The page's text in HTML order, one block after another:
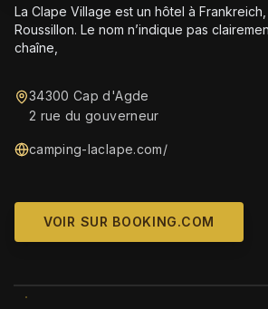
La Clape Village est un hôtel à
Roussillon. Le nom n’indique pas
chaîne,
34300 Cap d'Agde
2 rue du gouverneur
camping-laclape.com/
VOIR SUR BOOKING.COM